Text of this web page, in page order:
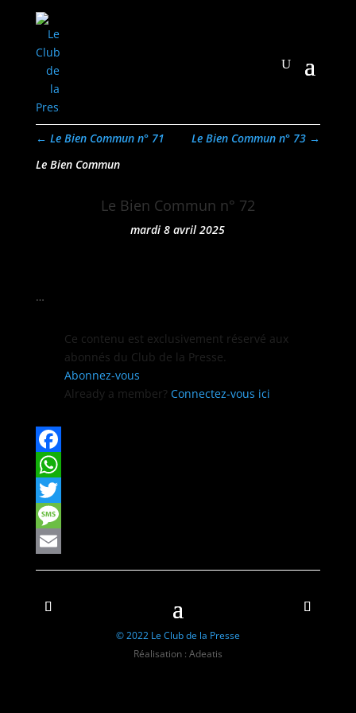
← Le Bien Commun n° 71 Le Bien Commun n° 73 →
Le Bien Commun
Le Bien Commun n° 72
mardi 8 avril 2025
…
Ce con­tenu est exclu­sive­ment réservé aux
abon­nés du Club de la Presse.
Abon­nez-vous
Already a mem­ber? Con­nectez-vous ici
Facebook
WhatsApp
Twitter
Message
Email
© 2022 Le Club de la Presse
Réalisation : Adeatis